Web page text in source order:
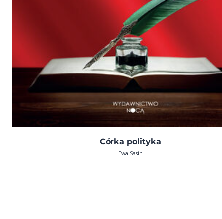
Córka polityka
Ewa Sasin